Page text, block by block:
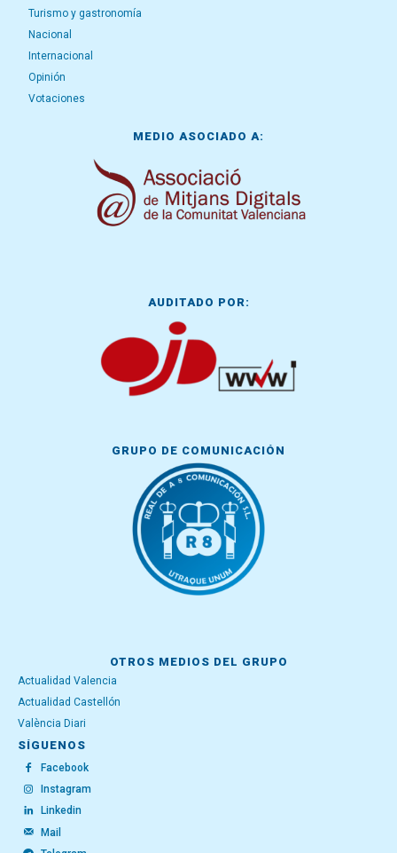
Turismo y gastronomía
Nacional
Internacional
Opinión
Votaciones
MEDIO ASOCIADO A:
AUDITADO POR:
GRUPO DE COMUNICACIÓN
OTROS MEDIOS DEL GRUPO
Actualidad Valencia
Actualidad Castellón
València Diari
SÍGUENOS
Facebook
Instagram
Linkedin
Mail